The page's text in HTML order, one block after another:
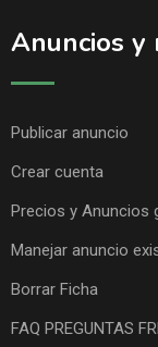
Anuncios y
Publicar anuncio
Crear cuenta
Precios y Anuncios
Manejar anuncio
Borrar Ficha
FAQ PREGUNTAS